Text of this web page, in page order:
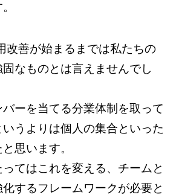
改善が始まるまでは私たちの
なものとは言えませんでし
ーを当てる分業体制を取って
うよりは個人の集合といった
思います。
てはこれを変える、チームと
するフレームワークが必要と